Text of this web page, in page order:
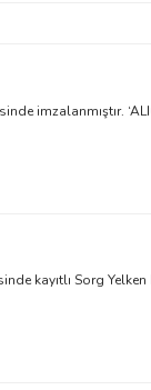
imzalanmıştır.
kayıtlı Sorg